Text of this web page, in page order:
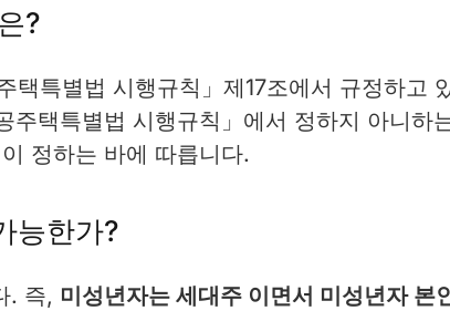
?
택특별법 시행규칙」제17조에서 규정하고
주택특별법 시행규칙」에서 정하지 아니하
정하는 바에 따릅니다.
능한가?
. 즉, 미성년자는 세대주 이면서 미성년자 본